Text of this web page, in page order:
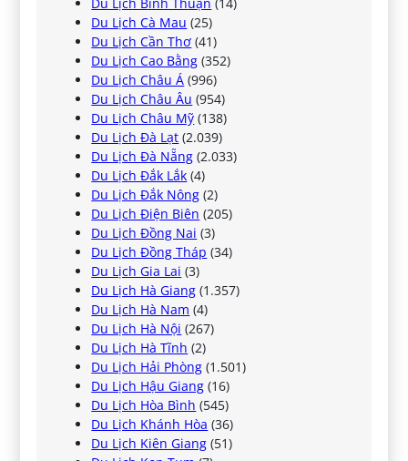
Du Lịch Bình Thuận (14)
Du Lịch Cà Mau (25)
Du Lịch Cần Thơ (41)
Du Lịch Cao Bằng (352)
Du Lịch Châu Á (996)
Du Lịch Châu Âu (954)
Du Lịch Châu Mỹ (138)
Du Lịch Đà Lạt (2.039)
Du Lịch Đà Nẵng (2.033)
Du Lịch Đắk Lắk (4)
Du Lịch Đắk Nông (2)
Du Lịch Điện Biên (205)
Du Lịch Đồng Nai (3)
Du Lịch Đồng Tháp (34)
Du Lịch Gia Lai (3)
Du Lịch Hà Giang (1.357)
Du Lịch Hà Nam (4)
Du Lịch Hà Nội (267)
Du Lịch Hà Tĩnh (2)
Du Lịch Hải Phòng (1.501)
Du Lịch Hậu Giang (16)
Du Lịch Hòa Bình (545)
Du Lịch Khánh Hòa (36)
Du Lịch Kiên Giang (51)